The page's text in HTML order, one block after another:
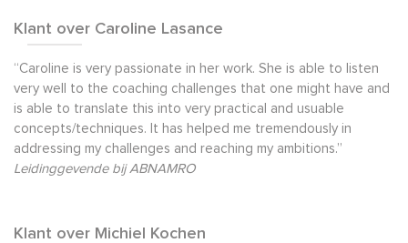
Klant over Caroline Lasance
“Caroline is very passionate in her work. She is able to listen
very well to the coaching challenges that one might have and
is able to translate this into very practical and usuable
concepts/techniques. It has helped me tremendously in
addressing my challenges and reaching my ambitions.”
Leidinggevende bij ABNAMRO
Klant over Michiel Kochen